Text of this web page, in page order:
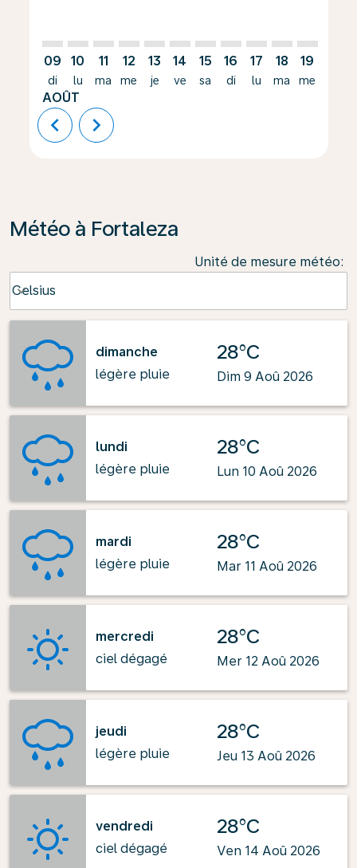
09
di
AOÛT
10
lu
11
ma
12
me
13
je
14
ve
15
sa
16
di
17
lu
18
ma
19
me
chevron_left chevron_right
Météo à Fortaleza
Unité de mesure météo:
Celsius
keyboard_arrow_down
dimanche
légère pluie
28°C
Dim 9 Aoû 2026
lundi
légère pluie
28°C
Lun 10 Aoû 2026
mardi
légère pluie
28°C
Mar 11 Aoû 2026
mercredi
ciel dégagé
28°C
Mer 12 Aoû 2026
jeudi
légère pluie
28°C
Jeu 13 Aoû 2026
vendredi
ciel dégagé
28°C
Ven 14 Aoû 2026